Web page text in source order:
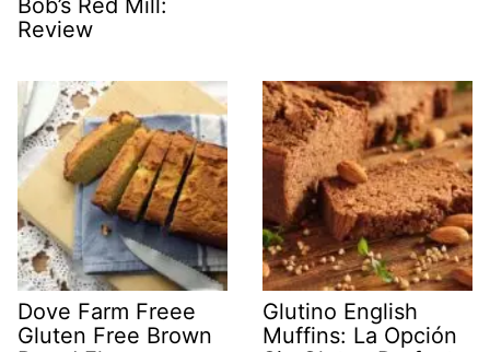
Review
Dove Farm Freee
Gluten Free Brown
Glutino English
Muffins: La Opción